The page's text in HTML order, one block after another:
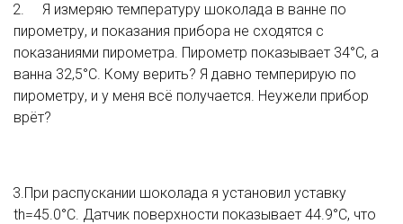
2.	Я измеряю температуру шоколада в ванне по
пирометру, и показания прибора не сходятся с
показаниями пирометра. Пирометр показывает 34°С, а
ванна 32,5°С. Кому верить? Я давно темперирую по
пирометру, и у меня всё получается. Неужели прибор
врёт?
3.При распускании шоколада я установил уставку
th=45.0°C. Датчик поверхности показывает 44.9°С, что